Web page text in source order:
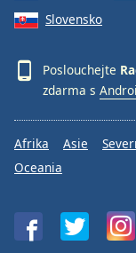
Slovensko
Poslouchejte
zdarma s
Afrika Asie
Oceania